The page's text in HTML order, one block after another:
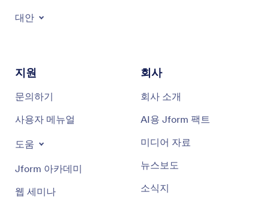
Valentine’s Day lingerie
대안
지원
문의하기
사용자 메뉴얼
도움
Jform 아카데미
웹 세미나
회사
회사 소개
AI용 Jform 팩트
미디어 자료
뉴스보도
소식지